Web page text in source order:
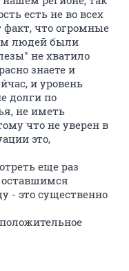
есть не во всех
факт, что огромные
людей были
не хватило
знаете и
и уровень
долги по
не иметь
что не уверен в
это,
еще раз
- это существенно